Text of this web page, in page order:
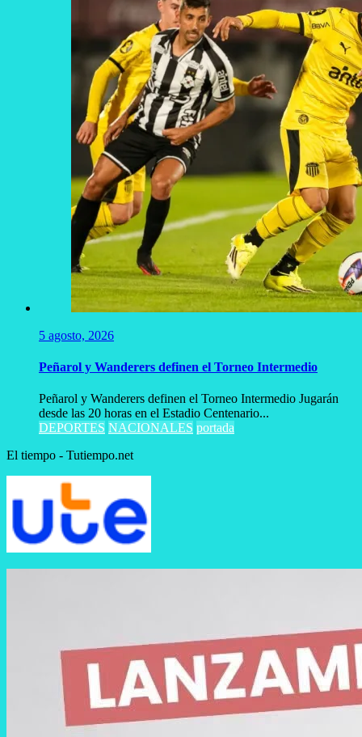
5 agosto, 2026
Peñarol y Wanderers definen el Torneo Intermedio
Peñarol y Wanderers definen el Torneo Intermedio Jugarán
desde las 20 horas en el Estadio Centenario...
DEPORTES NACIONALES portada
El tiempo - Tutiempo.net